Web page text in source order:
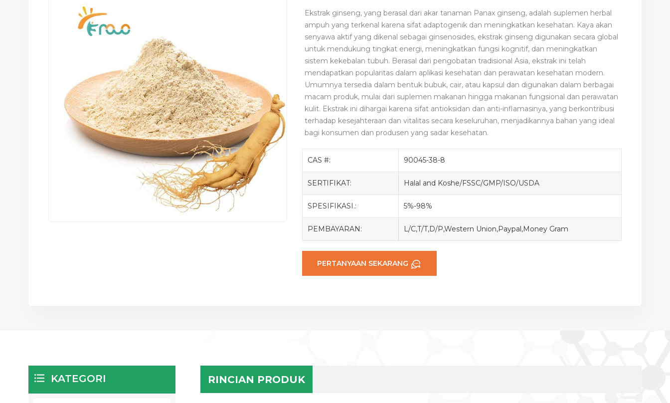
Ekstrak ginseng, yang berasal dari akar tanaman Panax ginseng, adalah suplemen herbal
ampuh yang terkenal karena sifat adaptogenik dan meningkatkan kesehatan. Kaya akan
senyawa aktif yang dikenal sebagai ginsenosides, ekstrak ginseng digunakan secara global
untuk mendukung tingkat energi, meningkatkan fungsi kognitif, dan meningkatkan
sistem kekebalan tubuh. Berasal dari pengobatan tradisional Asia, ekstrak ini telah
mendapatkan popularitas dalam aplikasi kesehatan dan perawatan kesehatan modern.
Umumnya tersedia dalam bentuk bubuk, cair, atau kapsul dan digunakan dalam berbagai
macam produk, mulai dari suplemen makanan hingga makanan fungsional dan perawatan
kulit. Ekstrak ini dihargai karena sifat antioksidan dan anti-inflamasinya, yang berkontribusi
terhadap kesejahteraan dan vitalitas secara keseluruhan, menjadikannya bahan yang ideal
bagi konsumen dan produsen yang sadar kesehatan.
CAS #: 90045-38-8
SERTIFIKAT: Halal and Koshe/FSSC/GMP/ISO/USDA
SPESIFIKASI.: 5%-98%
PEMBAYARAN: L/C,T/T,D/P,Western Union,Paypal,Money Gram
PERTANYAAN SEKARANG
RINCIAN PRODUK
KATEGORI